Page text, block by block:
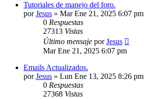
Tutoriales de manejo del foro.
porJesus » Mar Ene 21, 2025 6:07 pm
0 Respuestas
27313 Vistas
Último mensaje porJesus
Mar Ene 21, 2025 6:07 pm
Emails Actualizados.
porJesus » Lun Ene 13, 2025 8:26 pm
0 Respuestas
27368 Vistas